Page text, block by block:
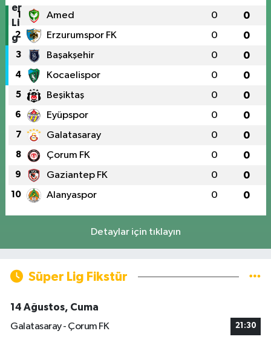
1 Amed 0 0
2 Erzurumspor FK 0 0
3 Başakşehir 0 0
4 Kocaelispor 0 0
5 Beşiktaş 0 0
6 Eyüpspor 0 0
7 Galatasaray 0 0
8 Çorum FK 0 0
9 Gaziantep FK 0 0
10 Alanyaspor 0 0
Detaylar için tıklayın
Süper Lig Fikstür
14 Ağustos, Cuma
Galatasaray - Çorum FK
21:30